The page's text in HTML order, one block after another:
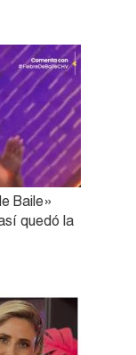
Baile»
quedó la